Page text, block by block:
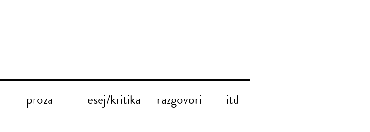
proza esej/kritika razgovori itd